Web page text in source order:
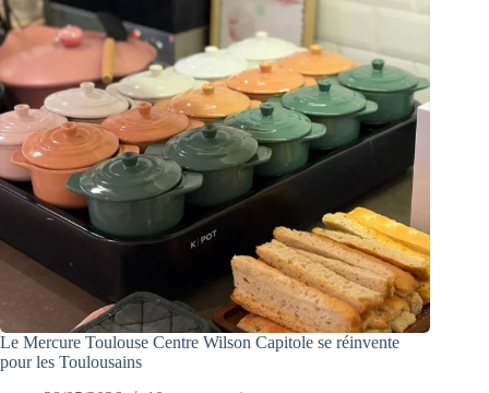
Le Mercure Toulouse Centre Wilson Capitole se réinvente
pour les Toulousains